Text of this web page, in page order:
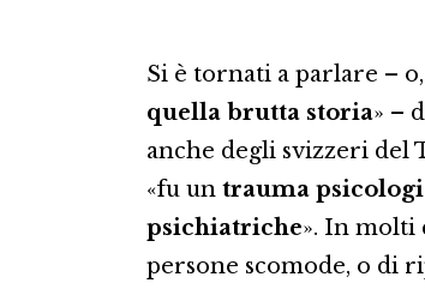
Si è tornati a parlare –
quella brutta storia» –
anche degli svizzeri del
«fu un trauma
psichiatriche». In molti
persone scomode, o di